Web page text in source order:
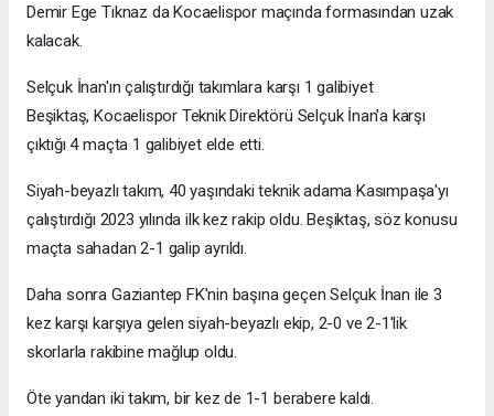
Demir Ege Tıknaz da Kocaelispor maçında formasından uzak
kalacak.
Selçuk İnan'ın çalıştırdığı takımlara karşı 1 galibiyet
Beşiktaş, Kocaelispor Teknik Direktörü Selçuk İnan'a karşı
çıktığı 4 maçta 1 galibiyet elde etti.
Siyah-beyazlı takım, 40 yaşındaki teknik adama Kasımpaşa'yı
çalıştırdığı 2023 yılında ilk kez rakip oldu. Beşiktaş, söz konusu
maçta sahadan 2-1 galip ayrıldı.
Daha sonra Gaziantep FK'nin başına geçen Selçuk İnan ile 3
kez karşı karşıya gelen siyah-beyazlı ekip, 2-0 ve 2-1'lik
skorlarla rakibine mağlup oldu.
Öte yandan iki takım, bir kez de 1-1 berabere kaldı.